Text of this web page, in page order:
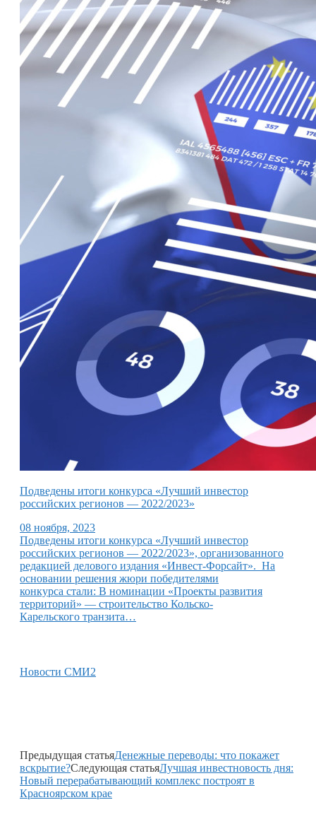
Подведены итоги конкурса «Лучший инвестор
российских регионов — 2022/2023»
08 ноября, 2023
Подведены итоги конкурса «Лучший инвестор
российских регионов — 2022/2023», организованного
редакцией делового издания «Инвест-Форсайт». На
основании решения жюри победителями
конкурса стали: В номинации «Проекты развития
территорий» — строительство Кольско-
Карельского транзита…
Новости СМИ2
Предыдущая статьяДенежные переводы: что покажет
вскрытие?Следующая статьяЛучшая инвестновость дня:
Новый перерабатывающий комплекс построят в
Красноярском крае